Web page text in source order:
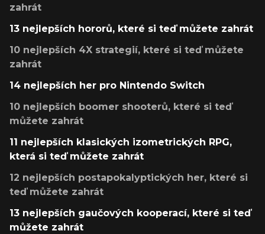
zahrát
13 nejlepších hororů, které si teď můžete zahrát
10 nejlepších 4X strategií, které si teď můžete
zahrát
14 nejlepších her pro Nintendo Switch
10 nejlepších boomer shooterů, které si teď
můžete zahrát
11 nejlepších klasických izometrických RPG,
která si teď můžete zahrát
12 nejlepších postapokalyptických her, které si
teď můžete zahrát
13 nejlepších gaučových kooperací, které si teď
můžete zahrát